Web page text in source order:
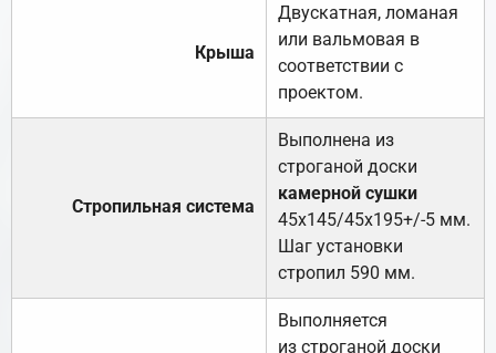
Крыша
Двускатная, ломаная
или вальмовая в
соответствии с
проектом.
Стропильная система
Выполнена из
строганой доски
камерной сушки
45х145/45х195+/-5 мм.
Шаг установки
стропил 590 мм.
Выполняется
из строганой доски